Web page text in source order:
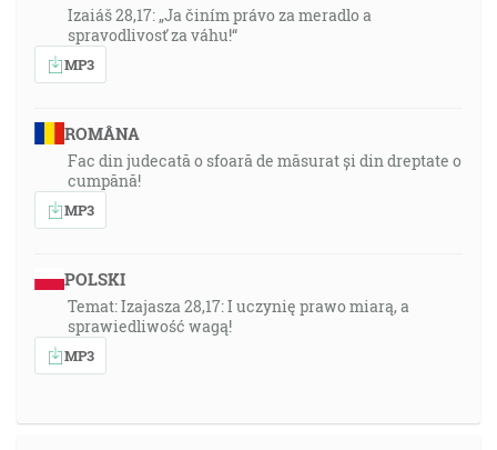
Izaiáš 28,17: „Ja činím právo za meradlo a
spravodlivosť za váhu!“
MP3
ROMÂNA
Fac din judecată o sfoară de măsurat și din dreptate o
cumpănă!
MP3
POLSKI
Temat: Izajasza 28,17: I uczynię prawo miarą, a
sprawiedliwość wagą!
MP3